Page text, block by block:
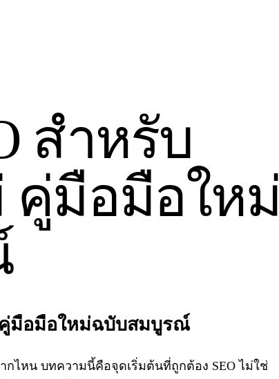
สำหรับ
คู่มือมือใหม่
คู่มือมือใหม่ฉบับสมบูรณ์
กไหน บทความนี้คือจุดเริ่มต้นที่ถูกต้อง SEO ไม่ใช่